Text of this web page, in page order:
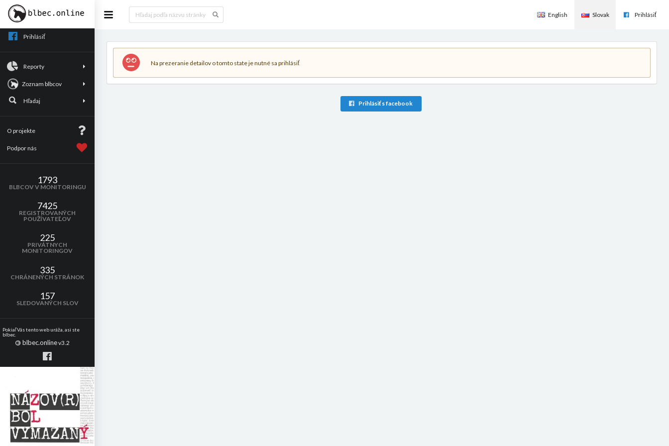
Prihlásiť
Reporty
Zoznam blbcov
Hľadaj
O projekte
Podpor nás
1793
BLBCOV V MONITORINGU
7425
REGISTROVANÝCH
POUŽÍVATEĽOV
225
PRIVÁTNYCH
MONITORINGOV
335
CHRÁNENÝCH STRÁNOK
157
SLEDOVANÝCH SLOV
Pokiaľ Vás tento web uráža, asi ste
blbec.
© blbec.onlinev3.2
English Slovak Prihlásiť
Na prezeranie detailov o tomto state je nutné sa prihlásiť
Prihlásiť s facebook